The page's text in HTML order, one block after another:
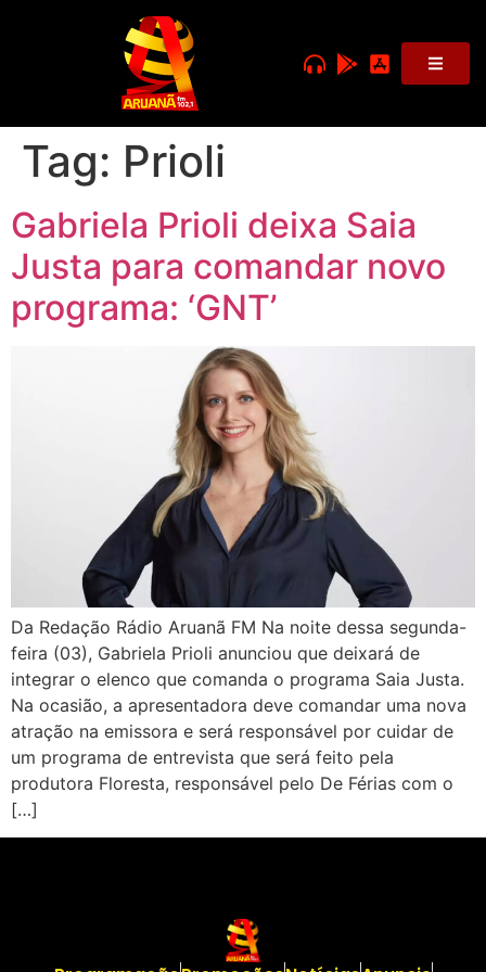
Tag: Prioli
Gabriela Prioli deixa Saia
Justa para comandar novo
programa: ‘GNT’
Da Redação Rádio Aruanã FM Na noite dessa segunda-
feira (03), Gabriela Prioli anunciou que deixará de
integrar o elenco que comanda o programa Saia Justa.
Na ocasião, a apresentadora deve comandar uma nova
atração na emissora e será responsável por cuidar de
um programa de entrevista que será feito pela
produtora Floresta, responsável pelo De Férias com o
[…]